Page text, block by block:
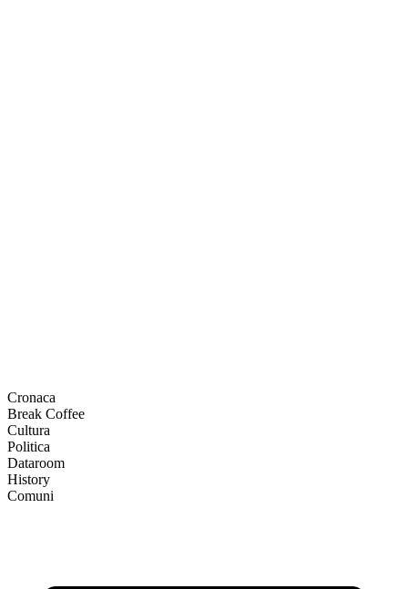
Cronaca
Break Coffee
Cultura
Politica
Dataroom
History
Comuni